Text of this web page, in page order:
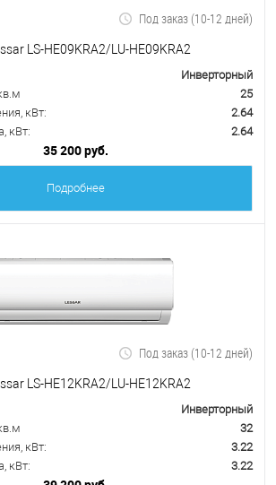
Под заказ (10-12 дней)
LS-HE09KRA2/LU-HE09KRA2
Инверторный
25
кВт:
2.64
кВт:
2.64
35 200 руб.
Подробнее
Под заказ (10-12 дней)
LS-HE12KRA2/LU-HE12KRA2
Инверторный
32
кВт:
3.22
кВт:
3.22